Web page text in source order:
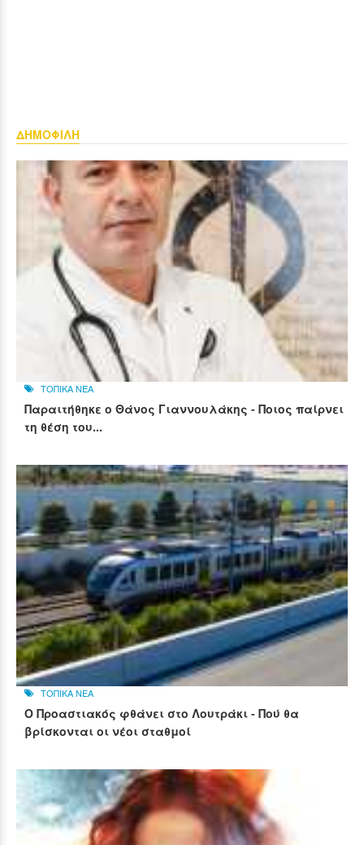
ΔΗΜΟΦΙΛΗ
ΤΟΠΙΚΑ ΝΕΑ
Παραιτήθηκε ο Θάνος Γιαννουλάκης - Ποιος παίρνει
τη θέση του...
ΤΟΠΙΚΑ ΝΕΑ
Ο Προαστιακός φθάνει στο Λουτράκι - Πού θα
βρίσκονται οι νέοι σταθμοί